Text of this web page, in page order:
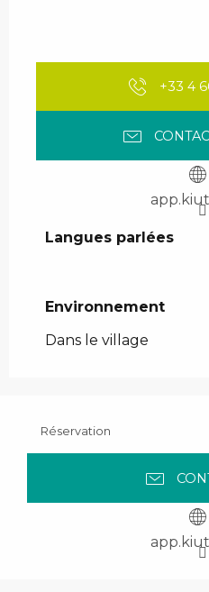
+33 4
Langues parlées
Langues parlées
Environnement
Environnement
Dans le village
Réservation